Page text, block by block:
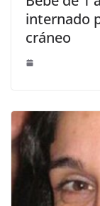
internado
cráneo